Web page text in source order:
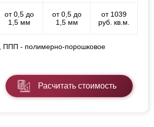
от 0,5 до
1,5 мм
от 0,5 до
1,5 мм
от 1039
руб. кв.м.
ППП - полимерно-порошковое
Расчитать стоимость